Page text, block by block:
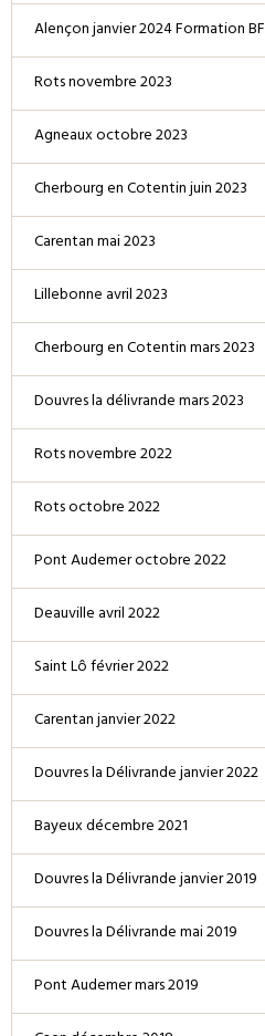
Alençon janvier 2024 Formation BF
Rots novembre 2023
Agneaux octobre 2023
Cherbourg en Cotentin juin 2023
Carentan mai 2023
Lillebonne avril 2023
Cherbourg en Cotentin mars 2023
Douvres la délivrande mars 2023
Rots novembre 2022
Rots octobre 2022
Pont Audemer octobre 2022
Deauville avril 2022
Saint Lô février 2022
Carentan janvier 2022
Douvres la Délivrande janvier 2022
Bayeux décembre 2021
Douvres la Délivrande janvier 2019
Douvres la Délivrande mai 2019
Pont Audemer mars 2019